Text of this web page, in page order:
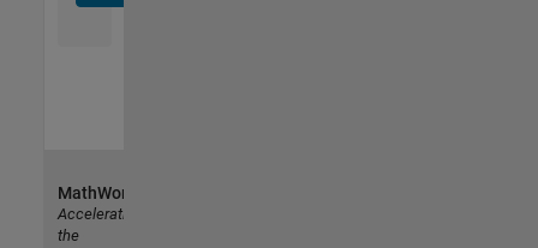
MathWorks
Accelerating
the